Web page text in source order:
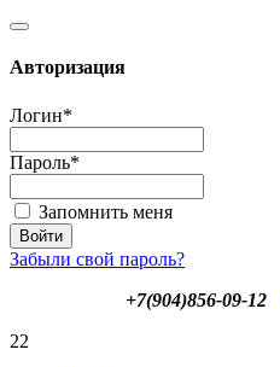
Авторизация
Логин*
Пароль*
Запомнить меня
Забыли свой пароль?
+7(904)856-09-12
22